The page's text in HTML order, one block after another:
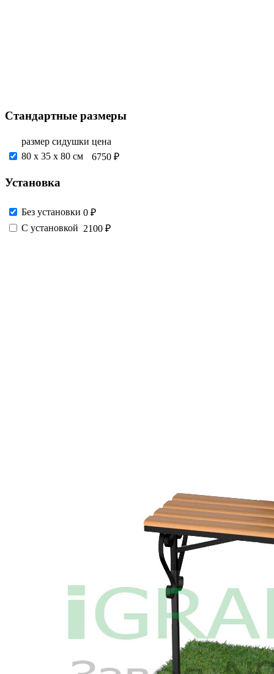
Стандартные размеры
размер сидушки цена
80 х 35 х 80 см
6750 ₽
Установка
Без установки 0 ₽
С установкой 2100 ₽